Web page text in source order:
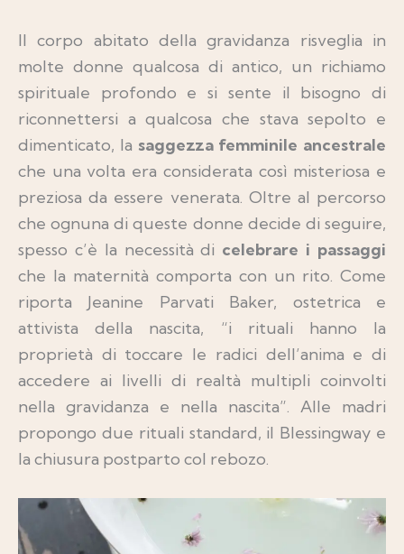
Il corpo abitato della gravidanza risveglia in
molte donne qualcosa di antico, un richiamo
spirituale profondo e si sente il bisogno di
riconnettersi a qualcosa che stava sepolto e
dimenticato, la saggezza femminile ancestrale
che una volta era considerata così misteriosa e
preziosa da essere venerata. Oltre al percorso
che ognuna di queste donne decide di seguire,
spesso c’è la necessità di celebrare i passaggi
che la maternità comporta con un rito. Come
riporta Jeanine Parvati Baker, ostetrica e
attivista della nascita, “i rituali hanno la
proprietà di toccare le radici dell’anima e di
accedere ai livelli di realtà multipli coinvolti
nella gravidanza e nella nascita”. Alle madri
propongo due rituali standard, il Blessingway e
la chiusura postparto col rebozo.